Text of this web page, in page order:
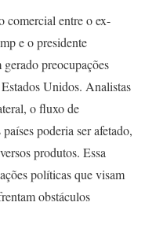
comercial entre o ex-
e o presidente
preocupações
Unidos. Analistas
o fluxo de
poderia ser afetado,
produtos. Essa
políticas que visam
obstáculos